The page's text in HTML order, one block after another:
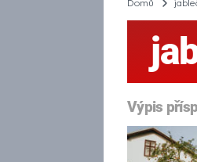
Domů
Výpis